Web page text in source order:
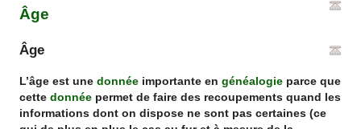
Âge
Âge
L’âge est unedonnée importante engénéalogie parce que
cettedonnée permet de faire des recoupements quand les
informations dont on dispose ne sont pas certaines (ce